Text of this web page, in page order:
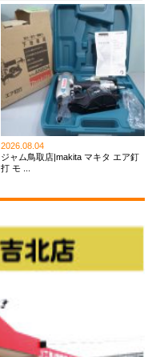
2026.08.04
ジャム鳥取店|makita マキタ エア釘
打 モ ...